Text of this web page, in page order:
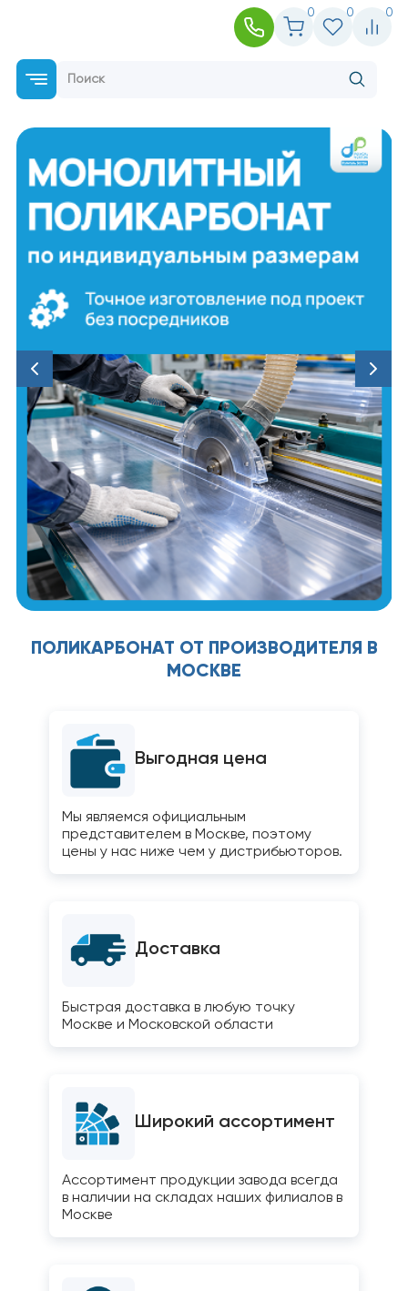
0 0 0
ПОЛИКАРБОНАТ ОТ ПРОИЗВОДИТЕЛЯ В
МОСКВЕ
Выгодная цена
Мы являемся официальным
представителем в Москве, поэтому
цены у нас ниже чем у дистрибьюторов.
Доставка
Быстрая доставка в любую точку
Москве и Московской области
Широкий ассортимент
Ассортимент продукции завода всегда
в наличии на складах наших филиалов в
Москве